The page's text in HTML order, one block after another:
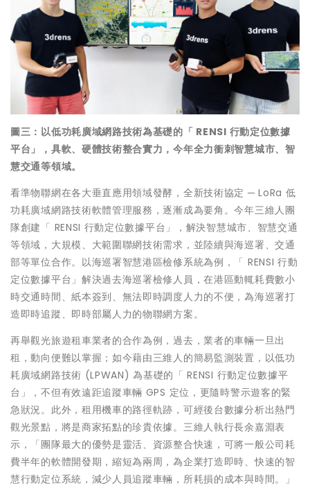
圖三：以低功耗廣域網路技術為基礎的「 RENSI 行動定位數據
平台」，具軟、硬體技術整合實力，今年全力衝刺智慧城市、智
慧交通等領域。
看準物聯網在各大垂直應用領域發酵，全新技術協定 ─ LoRa 低
功耗廣域網路技術軟體管理服務，逐漸成為要角。今年三維人團
隊創建「 RENSI 行動定位數據平台」，解決智慧城市、智慧交通
等領域，大規模、大範圍聯網技術需求，並陸續與海巡署、交通
部等單位合作。以海巡署智慧港區檢修系統為例，「 RENSI 行動
定位數據平台」解決過去海巡署檢修人員，在港區動輒耗費數小
時交通時間、紙本簽到、無法即時調度人力的不便，為海巡署打
造即時追蹤、即時部屬人力的物聯網方案。
再舉觀光旅遊租車業者的合作為例，過去，業者的車輛一旦出
租，動向便難以掌握；如今藉由三維人的簡易監測裝置，以低功
耗廣域網路技術 (LPWAN) 為基礎的「 RENSI 行動定位數據平
台」，不但有效遠距追蹤車輛 GPS 定位，更隨時警示遊客的緊
急狀況。此外，租用機車的路徑軌跡，可經後台數據分析出熱門
觀光景點，將是商家拓點的珍貴依據。三維人執行長余嘉淵表
示，「團隊最大的優勢是靈活、資源整合快速，可將一般公司耗
費半年的軟體開發期，縮短為兩周，為企業打造即時、快速的智
慧行動定位系統，減少人員追蹤車輛，所耗損的成本與時間。」